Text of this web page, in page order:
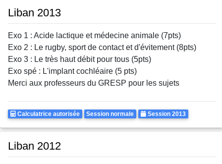
Liban 2013
Exo 1 : Acide lactique et médecine animale (7pts)
Exo 2 : Le rugby, sport de contact et d'évitement (8pts)
Exo 3 : Le très haut débit pour tous (5pts)
Exo spé : L'implant cochléaire (5 pts)
Merci aux professeurs du GRESP pour les sujets
Calculatrice
Calculatrice autorisée Rattrapages
Session normale Annee
Session 2013
Liban 2012